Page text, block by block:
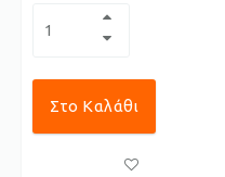
Στο Καλάθι